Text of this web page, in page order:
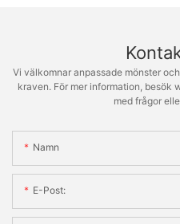
Vi välkomnar anpassade mönster
kraven. För mer information, besök
med frågor
Namn
E-Post: